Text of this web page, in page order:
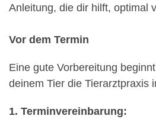
Anleitung, die dir hilft, optimal
Vor dem Termin
Eine gute Vorbereitung
deinem Tier die Tierarztpraxis
1. Terminvereinbarung: